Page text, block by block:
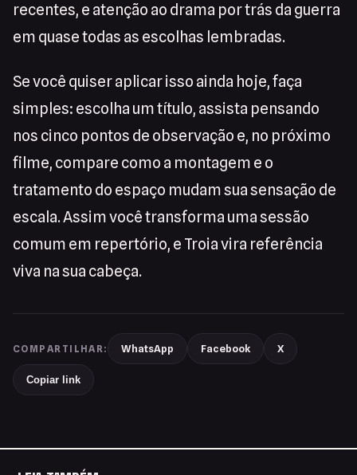
recentes, e atenção ao drama por trás da guerra
em quase todas as escolhas lembradas.
Se você quiser aplicar isso ainda hoje, faça
simples: escolha um título, assista pensando
nos cinco pontos de observação e, no próximo
filme, compare como a montagem e o
tratamento do espaço mudam sua sensação de
escala. Assim você transforma uma sessão
comum em repertório, e Troia vira referência
viva na sua cabeça.
COMPARTILHAR: WhatsApp Facebook X
Copiar link